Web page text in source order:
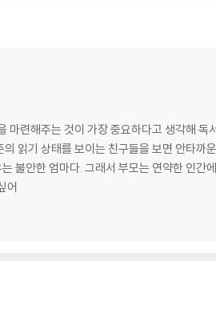
련해주는 것이 가장 중요하다고 생각해
읽기 상태를 보이는 친구들을 보면 안타까
어